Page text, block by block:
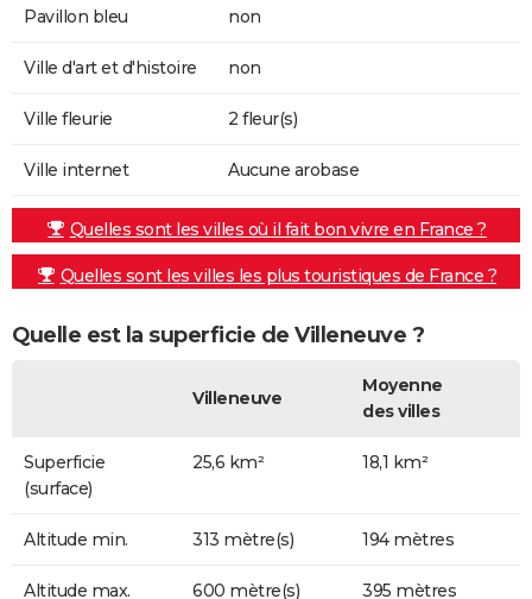
Pavillon bleu non
Ville d'art et d'histoire non
Ville fleurie 2 fleur(s)
Ville internet Aucune arobase
Quelles sont les villes où il fait bon vivre en France ?
Quelles sont les villes les plus touristiques de France ?
Quelle est la superficie de Villeneuve ?
Villeneuve
Moyenne
des villes
Superficie
(surface)
25,6 km² 18,1 km²
Altitude min. 313 mètre(s) 194 mètres
Altitude max. 600 mètre(s) 395 mètres